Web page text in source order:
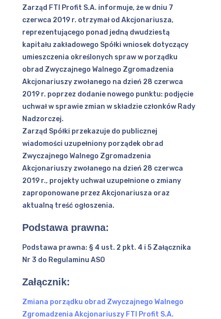
Zarząd FTI Profit S.A. informuje, że w dniu 7
czerwca 2019 r. otrzymał od Akcjonariusza,
reprezentującego ponad jedną dwudziestą
kapitału zakładowego Spółki wniosek dotyczący
umieszczenia określonych spraw w porządku
obrad Zwyczajnego Walnego Zgromadzenia
Akcjonariuszy zwołanego na dzień 28 czerwca
2019 r. poprzez dodanie nowego punktu: podjęcie
uchwał w sprawie zmian w składzie członków Rady
Nadzorczej.
Zarząd Spółki przekazuje do publicznej
wiadomości uzupełniony porządek obrad
Zwyczajnego Walnego Zgromadzenia
Akcjonariuszy zwołanego na dzień 28 czerwca
2019 r., projekty uchwał uzupełnione o zmiany
zaproponowane przez Akcjonariusza oraz
aktualną treść ogłoszenia.
Podstawa prawna:
Podstawa prawna: § 4 ust. 2 pkt. 4 i 5 Załącznika
Nr 3 do Regulaminu ASO
Załącznik:
Zmiana porządku obrad Zwyczajnego Walnego
Zgromadzenia Akcjonariuszy FTI Profit S.A.